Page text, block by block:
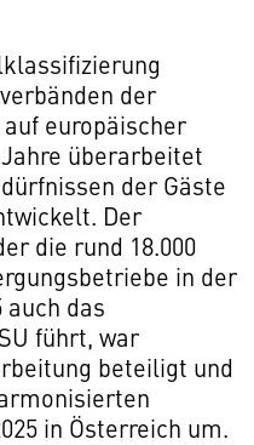
der
auf europäischer
überarbeitet
der Gäste
Der
die rund 18.000
in der
das
führt, war
beteiligt und
in Österreich um.